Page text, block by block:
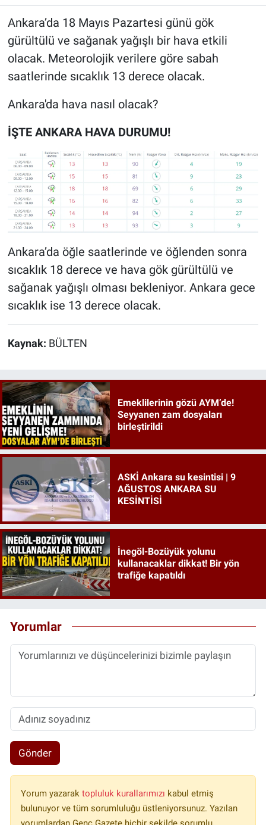
Ankara’da 18 Mayıs Pazartesi günü gök
gürültülü ve sağanak yağışlı bir hava etkili
olacak. Meteorolojik verilere göre sabah
saatlerinde sıcaklık 13 derece olacak.
Ankara'da hava nasıl olacak?
İŞTE ANKARA HAVA DURUMU!
Ankara’da öğle saatlerinde ve öğlenden sonra
sıcaklık 18 derece ve hava gök gürültülü ve
sağanak yağışlı olması bekleniyor. Ankara gece
sıcaklık ise 13 derece olacak.
Kaynak: BÜLTEN
Emeklilerinin gözü AYM’de!
Seyyanen zam dosyaları
birleştirildi
ASKİ Ankara su kesintisi | 9
AĞUSTOS ANKARA SU
KESİNTİSİ
İnegöl-Bozüyük yolunu
kullanacaklar dikkat! Bir yön
trafiğe kapatıldı
Yorumlar
Gönder
Yorum yazarak topluluk kurallarımızı kabul etmiş
bulunuyor ve tüm sorumluluğu üstleniyorsunuz. Yazılan